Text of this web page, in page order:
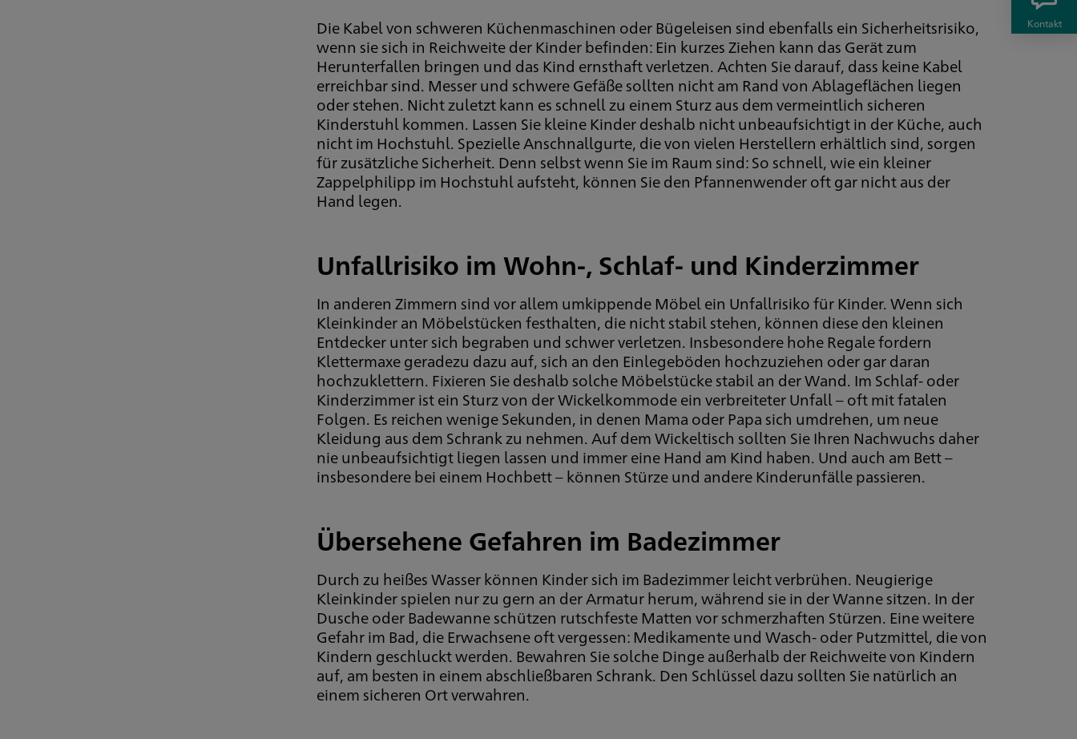
Kontakt
Die Kabel von schweren Küchenmaschinen oder Bügeleisen sind ebenfalls ein Sicherheitsrisiko,
wenn sie sich in Reichweite der Kinder befinden: Ein kurzes Ziehen kann das Gerät zum
Herunterfallen bringen und das Kind ernsthaft verletzen. Achten Sie darauf, dass keine Kabel
erreichbar sind. Messer und schwere Gefäße sollten nicht am Rand von Ablageflächen liegen
oder stehen. Nicht zuletzt kann es schnell zu einem Sturz aus dem vermeintlich sicheren
Kinderstuhl kommen. Lassen Sie kleine Kinder deshalb nicht unbeaufsichtigt in der Küche, auch
nicht im Hochstuhl. Spezielle Anschnallgurte, die von vielen Herstellern erhältlich sind, sorgen
für zusätzliche Sicherheit. Denn selbst wenn Sie im Raum sind: So schnell, wie ein kleiner
Zappelphilipp im Hochstuhl aufsteht, können Sie den Pfannenwender oft gar nicht aus der
Hand legen.
Unfallrisiko im Wohn-, Schlaf- und Kinderzimmer
In anderen Zimmern sind vor allem umkippende Möbel ein Unfallrisiko für Kinder. Wenn sich
Kleinkinder an Möbelstücken festhalten, die nicht stabil stehen, können diese den kleinen
Entdecker unter sich begraben und schwer verletzen. Insbesondere hohe Regale fordern
Klettermaxe geradezu dazu auf, sich an den Einlegeböden hochzuziehen oder gar daran
hochzuklettern. Fixieren Sie deshalb solche Möbelstücke stabil an der Wand. Im Schlaf- oder
Kinderzimmer ist ein Sturz von der Wickelkommode ein verbreiteter Unfall – oft mit fatalen
Folgen. Es reichen wenige Sekunden, in denen Mama oder Papa sich umdrehen, um neue
Kleidung aus dem Schrank zu nehmen. Auf dem Wickeltisch sollten Sie Ihren Nachwuchs daher
nie unbeaufsichtigt liegen lassen und immer eine Hand am Kind haben. Und auch am Bett –
insbesondere bei einem Hochbett – können Stürze und andere Kinderunfälle passieren.
Übersehene Gefahren im Badezimmer
Durch zu heißes Wasser können Kinder sich im Badezimmer leicht verbrühen. Neugierige
Kleinkinder spielen nur zu gern an der Armatur herum, während sie in der Wanne sitzen. In der
Dusche oder Badewanne schützen rutschfeste Matten vor schmerzhaften Stürzen. Eine weitere
Gefahr im Bad, die Erwachsene oft vergessen: Medikamente und Wasch- oder Putzmittel, die von
Kindern geschluckt werden. Bewahren Sie solche Dinge außerhalb der Reichweite von Kindern
auf, am besten in einem abschließbaren Schrank. Den Schlüssel dazu sollten Sie natürlich an
einem sicheren Ort verwahren.